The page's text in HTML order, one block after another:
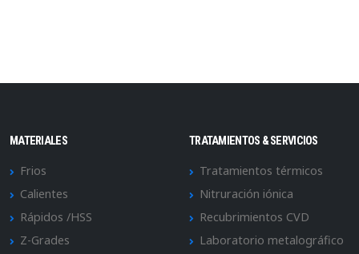
MATERIALES
Frios
Calientes
Rápidos /HSS
Z-Grades
TRATAMIENTOS & SERVICIOS
Tratamientos térmicos
Nitruración iónica
Recubrimientos CVD
Laboratorio metalográfico